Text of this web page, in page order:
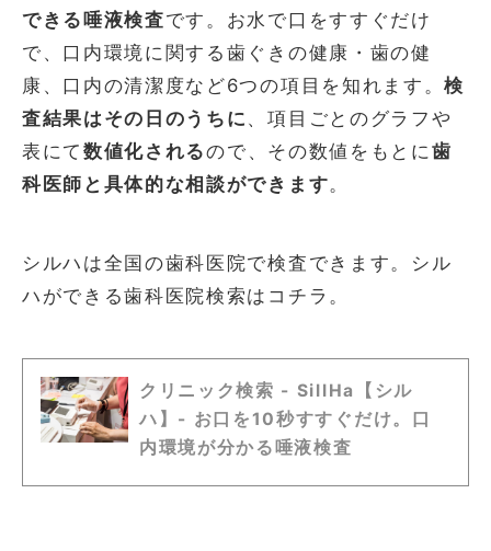
できる唾液検査です。お水で口をすすぐだけ
で、口内環境に関する歯ぐきの健康・歯の健
康、口内の清潔度など6つの項目を知れます。検
査結果はその日のうちに 、項目ごとのグラフや
表にて数値化されるので、その数値をもとに歯
科医師と具体的な相談ができます。
シルハは全国の歯科医院で検査できます。シル
ハができる歯科医院検索はコチラ。
クリニック検索 - SillHa【シル
ハ】- お口を10秒すすぐだけ。口
内環境が分かる唾液検査